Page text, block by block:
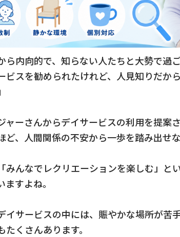
ら内向的で、知らない人たちと大勢で過
ビスを勧められたけれど、人見知りだか
ャーさんからデイサービスの利用を提案
ど、人間関係の不安から一歩を踏み出せ
みんなでレクリエーションを楽しむ」と
ますよね。
イサービスの中には、賑やかな場所が苦
たくさんあります。